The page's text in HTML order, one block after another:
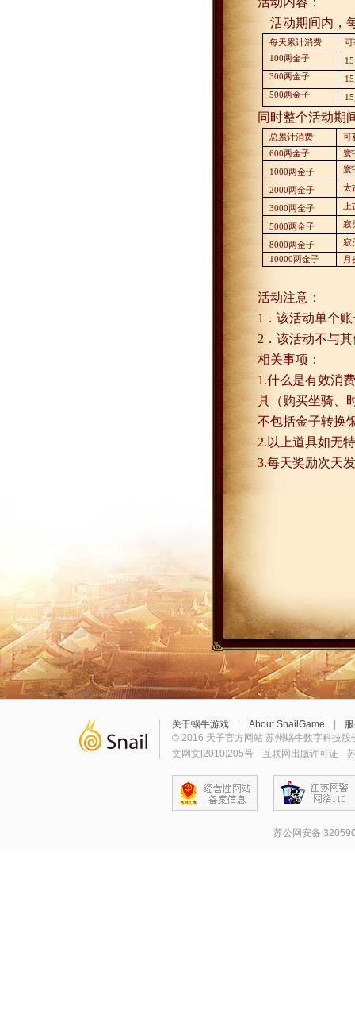
活动期间内，
每天累计消费
可
100两金子 15
300两金子 15
500两金子 15
同时整个活动期
总累计消费
可
600两金子 寰
1000两金子 寰
2000两金子 太
3000两金子
5000两金子 寂
8000两金子
寂
10000两金子 月
活动注意：
1 ．该活动单个
2 ．该活动不与
相关事项：
1.什么是有效消
具（购买坐骑、
不包括金子转换
2. 以上道具如无
3.每天奖励次天
关于蜗牛游戏 About SnailGame
© 2016 天子官方网站 苏州蜗牛数字科技
文网文[2010]205号
互联网出版许可证
苏公网安备